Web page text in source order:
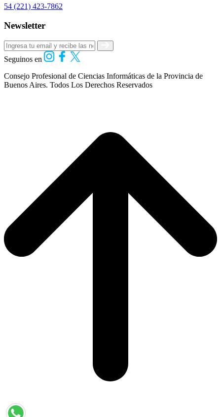
54 (221) 423-7862
Newsletter
Seguinos en
Consejo Profesional de Ciencias Informáticas de la Provincia de
Buenos Aires. Todos Los Derechos Reservados